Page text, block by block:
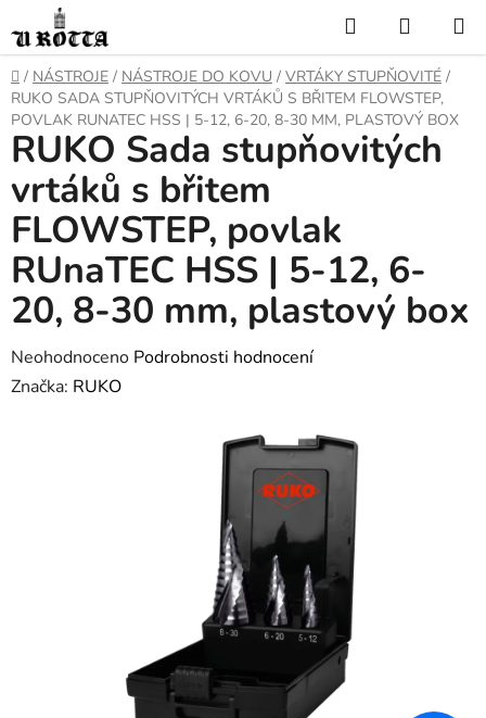
na
obsah
Hledat
KOŠÍK
DOMŮ
/ NÁSTROJE / NÁSTROJE DO KOVU / VRTÁKY STUPŇOVITÉ /
RUKO SADA STUPŇOVITÝCH VRTÁKŮ S BŘITEM FLOWSTEP,
POVLAK RUNATEC HSS | 5-12, 6-20, 8-30 MM, PLASTOVÝ BOX
RUKO Sada stupňovitých
vrtáků s břitem
FLOWSTEP, povlak
RUnaTEC HSS | 5-12, 6-
20, 8-30 mm, plastový box
Průměrné
hodnocení
Neohodnoceno Podrobnosti hodnocení
Značka: RUKO